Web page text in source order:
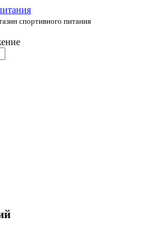
спортивного питания